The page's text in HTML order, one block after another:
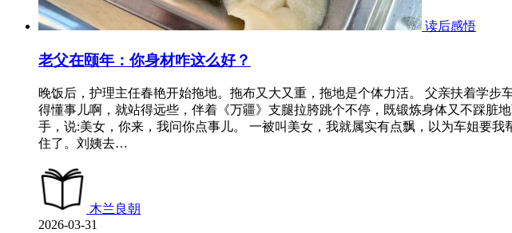
读后感悟
老父在颐年：你身材咋这么好？
晚饭后，护理主任春艳开始拖地。拖布又大又重，拖地是个体力活。 父亲扶着学
得懂事儿啊，就站得远些，伴着《万疆》支腿拉胯跳个不停，既锻炼身体又不踩脏
手，说:美女，你来，我问你点事儿。 一被叫美女，我就属实有点飘，以为车姐要
住了。刘姨去…
木兰良朝
2026-03-31